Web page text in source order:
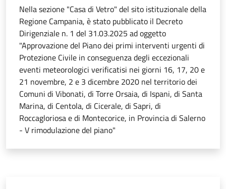
Nella sezione "Casa di Vetro" del sito istituzionale della
Regione Campania, è stato pubblicato il Decreto
Dirigenziale n. 1 del 31.03.2025 ad oggetto
"Approvazione del Piano dei primi interventi urgenti di
Protezione Civile in conseguenza degli eccezionali
eventi meteorologici verificatisi nei giorni 16, 17, 20 e
21 novembre, 2 e 3 dicembre 2020 nel territorio dei
Comuni di Vibonati, di Torre Orsaia, di Ispani, di Santa
Marina, di Centola, di Cicerale, di Sapri, di
Roccagloriosa e di Montecorice, in Provincia di Salerno
- V rimodulazione del piano"